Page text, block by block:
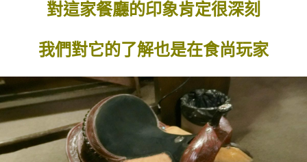
對這家餐廳的印象肯定很深刻
我們對它的了解也是在食尚玩家